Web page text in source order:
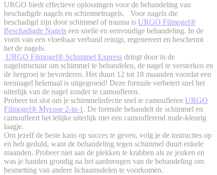
URGO biedt effectieve oplossingen voor de behandeling van
beschadigde nagels en schimmelnagels. Voor nagels die
beschadigd zijn door schimmel of trauma is URGO Filmogel®
Beschadigde Nagels een snelle en eenvoudige behandeling. In de
vorm van een vloeibaar verband reinigt, regenereert en beschermt
het de nagels.
URGO Filmogel® Schimmel Express dringt door in de
nagelstructuur om schimmel te behandelen, de nagel te versterken en
de hergroei te bevorderen. Het duurt 12 tot 18 maanden voordat een
teennagel helemaal is uitgegroeid! Deze formule verbetert snel het
uiterlijk van de nagel zonder te camoufleren.
Probeer tot slot om je schimmelinfectie snel te camoufleren URGO
Filmogel® Mycose 2-in-1. De formule behandelt de schimmel en
camoufleert het lelijke uiterlijk met een camouflerend nude-kleurig
laagje.
Om jezelf de beste kans op succes te geven, volg je de instructies op
en heb geduld, want de behandeling tegen schimmel duurt enkele
maanden. Probeer niet aan de plekken te krabben als ze jeuken en
was je handen grondig na het aanbrengen van de behandeling om
besmetting van andere lichaamsdelen te voorkomen.